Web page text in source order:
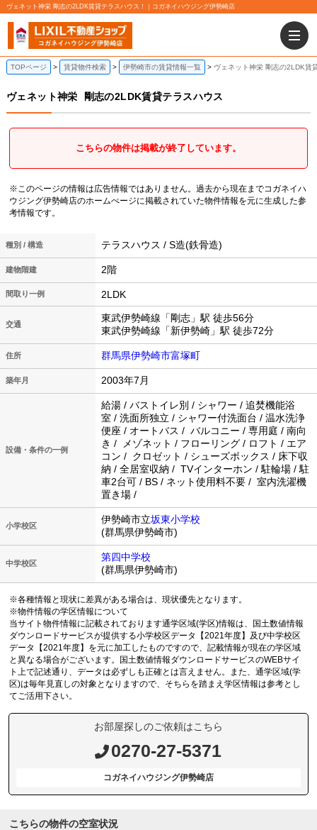
ヴェネット神栄 剛志の2LDK賃貸テラスハウス！｜コガネイハウジング伊勢崎店
TOPページ 賃貸物件検索 伊勢崎市の賃貸情報一覧 ヴェネット神栄 剛志の2LDK賃
ヴェネット神栄 剛志の2LDK賃貸テラスハウス
こちらの物件は掲載が終了しています。
※このページの情報は広告情報ではありません。過去から現在までコガネイハ
ウジング伊勢崎店のホームぺージに掲載されていた物件情報を元に生成した参
考情報です。
種別 / 構造 テラスハウス / S造(鉄骨造)
建物階建 2階
間取り一例 2LDK
交通
東武伊勢崎線「剛志」駅 徒歩56分
東武伊勢崎線「新伊勢崎」駅 徒歩72分
住所 群馬県伊勢崎市富塚町
築年月 2003年7月
設備・条件の一例
給湯 / バストイレ別 / シャワー / 追焚機能浴
室 / 洗面所独立 / シャワー付洗面台 / 温水洗浄
便座 / オートバス / バルコニー / 専用庭 / 南向
き / メゾネット / フローリング / ロフト / エア
コン / クロゼット / シューズボックス / 床下収
納 / 全居室収納 / TVインターホン / 駐輪場 / 駐
車2台可 / BS / ネット使用料不要 / 室内洗濯機
置き場 /
小学校区
伊勢崎市立坂東小学校
(群馬県伊勢崎市)
中学校区
第四中学校
(群馬県伊勢崎市)
※各種情報と現状に差異がある場合は、現状優先となります。
※物件情報の学区情報について
当サイト物件情報に記載されております通学区域(学区)情報は、国土数値情報
ダウンロードサービスが提供する小学校区データ【2021年度】及び中学校区
データ【2021年度】を元に加工したものですので、記載情報が現在の学区域
と異なる場合がございます。国土数値情報ダウンロードサービスのWEBサイ
ト上で記述通り、データは必ずしも正確とは言えません。また、通学区域(学
区)は毎年見直しの対象となりますので、そちらを踏まえ学区情報は参考とし
てご活用下さい。
お部屋探しのご依頼はこちら
0270-27-5371
コガネイハウジング伊勢崎店
こちらの物件の空室状況